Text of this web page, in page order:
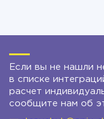
Если вы не нашли
в списке
расчет
сообщите нам об